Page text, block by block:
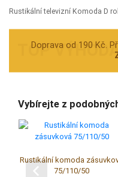
Rustikální televizní Komoda D
Doprava od 190 Kč.
Vybírejte z
Rustikální komoda
75/110/50